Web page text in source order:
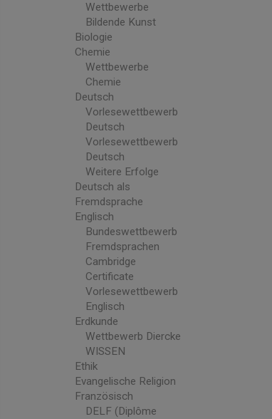
Wettbewerbe
Bildende Kunst
Biologie
Chemie
Wettbewerbe
Chemie
Deutsch
Vorlesewettbewerb
Deutsch
Vorlesewettbewerb
Deutsch
Weitere Erfolge
Deutsch als
Fremdsprache
Englisch
Bundeswettbewerb
Fremdsprachen
Cambridge
Certificate
Vorlesewettbewerb
Englisch
Erdkunde
Wettbewerb Diercke
WISSEN
Ethik
Evangelische Religion
Französisch
DELF (Diplôme